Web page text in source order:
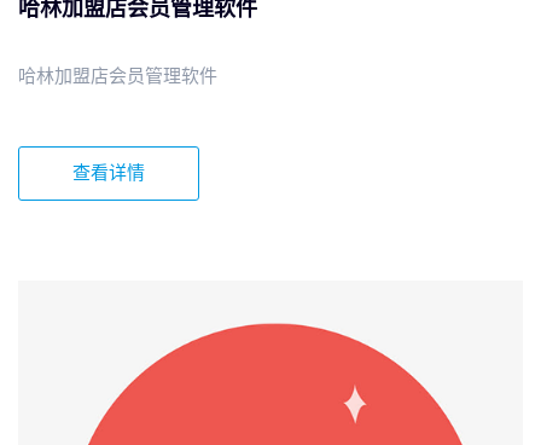
哈林加盟店会员管理软件
哈林加盟店会员管理软件
查看详情